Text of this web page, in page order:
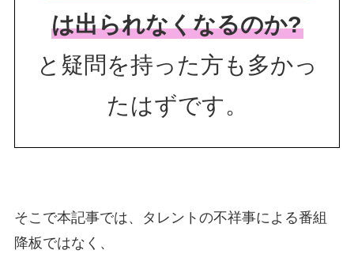
は出られなくなるのか?
と疑問を持った方も多かっ
たはずです。
そこで本記事では、タレントの不祥事による番組
降板ではなく、